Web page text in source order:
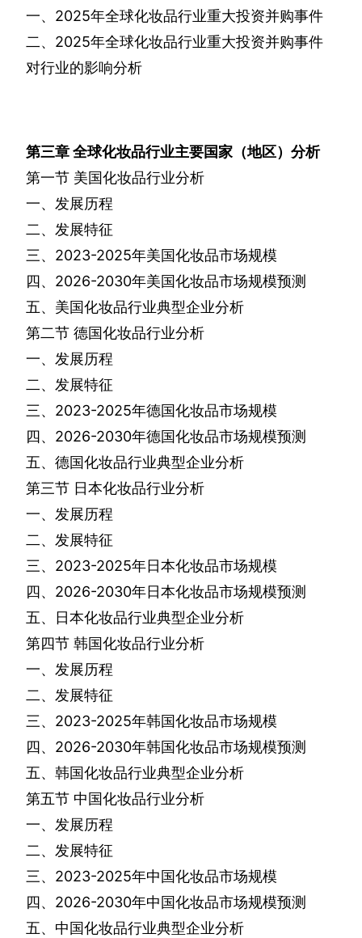
一、 2025年全球化妆品行业重大投资并购事件
二、 2025年全球化妆品行业重大投资并购事件
对行业的影响分析
第三章全球化妆品行业主要国家（地区）分析
第一节 美国化妆品行业分析
一、发展历程
二、发展特征
三、 2023-2025年美国化妆品市场规模
四、 2026-2030年美国化妆品市场规模预测
五、美国化妆品行业典型企业分析
第二节 德国化妆品行业分析
一、发展历程
二、发展特征
三、 2023-2025年德国化妆品市场规模
四、 2026-2030年德国化妆品市场规模预测
五、德国化妆品行业典型企业分析
第三节 日本化妆品行业分析
一、发展历程
二、发展特征
三、 2023-2025年日本化妆品市场规模
四、 2026-2030年日本化妆品市场规模预测
五、日本化妆品行业典型企业分析
第四节 韩国化妆品行业分析
一、发展历程
二、发展特征
三、 2023-2025年韩国化妆品市场规模
四、 2026-2030年韩国化妆品市场规模预测
五、韩国化妆品行业典型企业分析
第五节 中国化妆品行业分析
一、发展历程
二、发展特征
三、 2023-2025年中国化妆品市场规模
四、 2026-2030年中国化妆品市场规模预测
五、中国化妆品行业典型企业分析